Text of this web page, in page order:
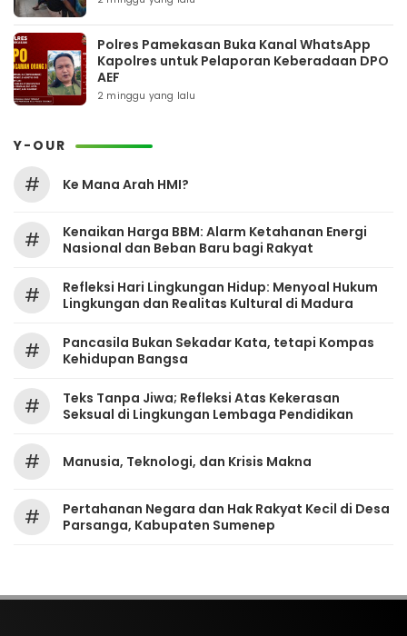
Polres Pamekasan Buka Kanal WhatsApp
Kapolres untuk Pelaporan Keberadaan DPO
AEF
2 minggu yang lalu
Y-OUR
# Ke Mana Arah HMI?
#
Kenaikan Harga BBM: Alarm Ketahanan Energi
Nasional dan Beban Baru bagi Rakyat
#
Refleksi Hari Lingkungan Hidup: Menyoal Hukum
Lingkungan dan Realitas Kultural di Madura
#
Pancasila Bukan Sekadar Kata, tetapi Kompas
Kehidupan Bangsa
#
Teks Tanpa Jiwa; Refleksi Atas Kekerasan
Seksual di Lingkungan Lembaga Pendidikan
# Manusia, Teknologi, dan Krisis Makna
#
Pertahanan Negara dan Hak Rakyat Kecil di Desa
Parsanga, Kabupaten Sumenep